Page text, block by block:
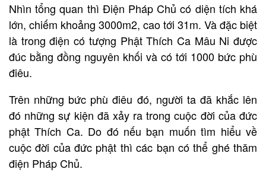
Nhìn tổng quan thì Điện Pháp Chủ có diện tích khá
lớn, chiếm khoảng 3000m2, cao tới 31m. Và đặc biệt
là trong điện có tượng Phật Thích Ca Mâu Ni được
đúc bằng đồng nguyên khối và có tới 1000 bức phù
điêu.
Trên những bức phù điêu đó, người ta đã khắc lên
đó những sự kiện đã xảy ra trong cuộc đời của đức
phật Thích Ca. Do đó nếu bạn muốn tìm hiểu về
cuộc đời của đức phật thì các bạn có thể ghé thăm
điện Pháp Chủ.